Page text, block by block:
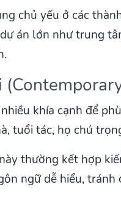
chủ yếu ở các
án lớn như trung
khía cạnh để
tuổi tác, họ chú
thường kết hợp
ngữ dễ hiểu,